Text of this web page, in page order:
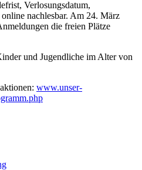
Verlosungsdatum,
nachlesbar. Am 24. März
die freien Plätze
und Jugendliche im Alter von
www.unser-